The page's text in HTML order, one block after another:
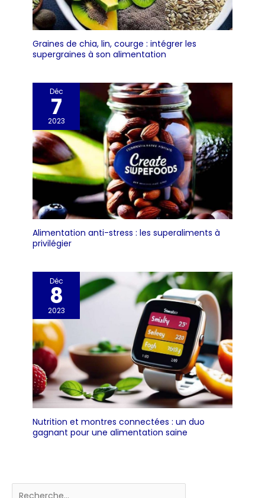
Graines de chia, lin, courge : intégrer les
supergraines à son alimentation
Déc
7
2023
Alimentation anti-stress : les superaliments à
privilégier
Déc
8
2023
Nutrition et montres connectées : un duo
gagnant pour une alimentation saine
Rechercher